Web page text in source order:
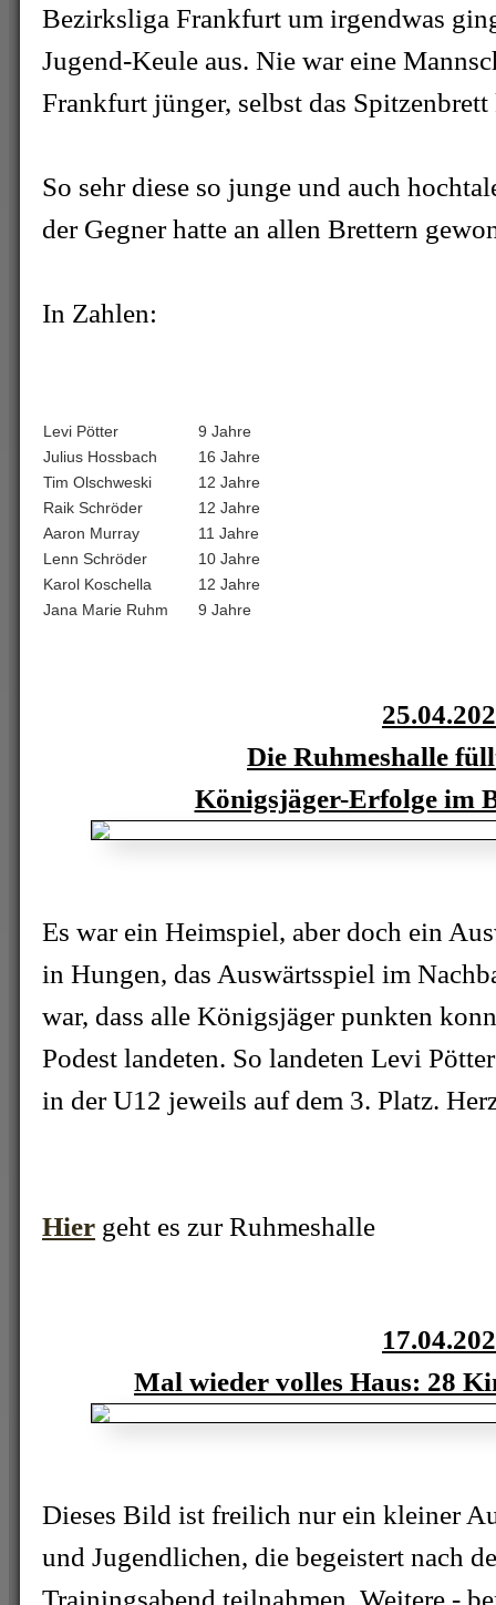
Bezirksliga Frankfurt um irgendwas
Jugend-Keule aus. Nie war eine
Frankfurt jünger, selbst das
So sehr diese so junge und auch
der Gegner hatte an allen Brettern
In Zahlen:
Levi Pötter
9 Jahre
Julius Hossbach
16 Jahre
Tim Olschweski
12 Jahre
Raik Schröder
12 Jahre
Aaron Murray
11 Jahre
Lenn Schröder
10 Jahre
Karol Koschella
12 Jahre
Jana Marie Ruhm
9 Jahre
Die Ruhmeshalle
Königsjäger-Erfolge im
Es war ein Heimspiel, aber doch ein
in Hungen, das Auswärtsspiel im
war, dass alle Königsjäger punkten
Podest landeten. So landeten Levi
in der U12 jeweils auf dem 3. Platz.
Hier geht es zur Ruhmeshalle
Mal wieder volles Haus: 28
Dieses Bild ist freilich nur ein kleiner
und Jugendlichen, die begeistert nach